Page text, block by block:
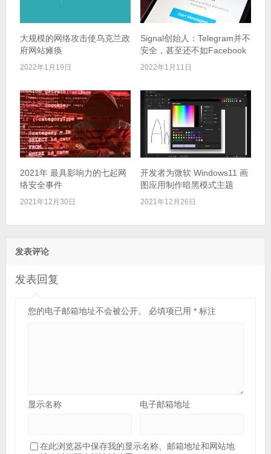
大规模的网络攻击使乌克兰政
府网站瘫痪
2022年1月19日
Signal创始人：Telegram并不
安全，甚至还不如Facebook
2022年1月11日
2021年 最具影响力的七起网
络安全事件
2021年12月30日
开发者为微软 Windows11 画
图应用制作暗黑模式主题
2021年12月26日
发表评论
发表回复
您的电子邮箱地址不会被公开。 必填项已用 *标注
显示名称 电子邮箱地址
在此浏览器中保存我的显示名称、邮箱地址和网站地